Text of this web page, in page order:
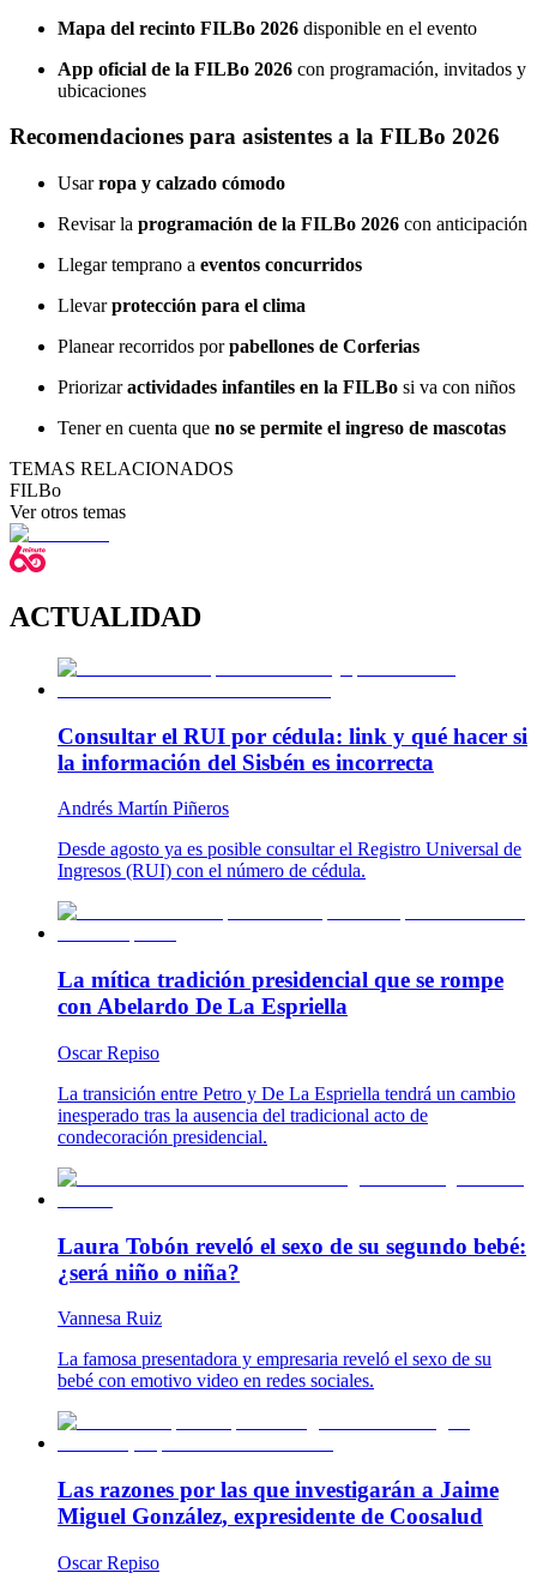
Mapa del recinto FILBo 2026 disponible en el evento
App oficial de la FILBo 2026 con programación, invitados y
ubicaciones
Recomendaciones para asistentes a la FILBo 2026
Usarropa y calzado cómodo
Revisar la programación de la FILBo 2026 con anticipación
Llegar temprano a eventos concurridos
Llevarprotección para el clima
Planear recorridos porpabellones de Corferias
Priorizaractividades infantiles en la FILBo si va con niños
Tener en cuenta que no se permite el ingreso de mascotas
TEMAS RELACIONADOS
FILBo
Ver otros temas
ACTUALIDAD
Consultar el RUI por cédula: link y qué hacer si
la información del Sisbén es incorrecta
Andrés Martín Piñeros
Desde agosto ya es posible consultar el Registro Universal de
Ingresos (RUI) con el número de cédula.
La mítica tradición presidencial que se rompe
con Abelardo De La Espriella
Oscar Repiso
La transición entre Petro y De La Espriella tendrá un cambio
inesperado tras la ausencia del tradicional acto de
condecoración presidencial.
Laura Tobón reveló el sexo de su segundo bebé:
¿será niño o niña?
Vannesa Ruiz
La famosa presentadora y empresaria reveló el sexo de su
bebé con emotivo video en redes sociales.
Las razones por las que investigarán a Jaime
Miguel González, expresidente de Coosalud
Oscar Repiso